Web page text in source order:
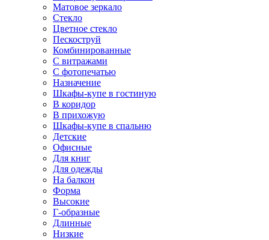
Матовое зеркало
Стекло
Цветное стекло
Пескоструй
Комбинированные
С витражами
С фотопечатью
Назначение
Шкафы-купе в гостиную
В коридор
В прихожую
Шкафы-купе в спальню
Детские
Офисные
Для книг
Для одежды
На балкон
Форма
Высокие
Г-образные
Длинные
Низкие